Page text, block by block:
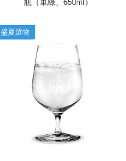
瓶（軍綠、650ml）
盛夏選物